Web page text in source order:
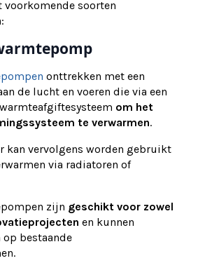
voorkomende soorten
onttrekken met een
de lucht en voeren die via een
om het
te verwarmen.
kan vervolgens worden gebruikt
via radiatoren of
zijn geschikt voor zowel
en kunnen
bestaande